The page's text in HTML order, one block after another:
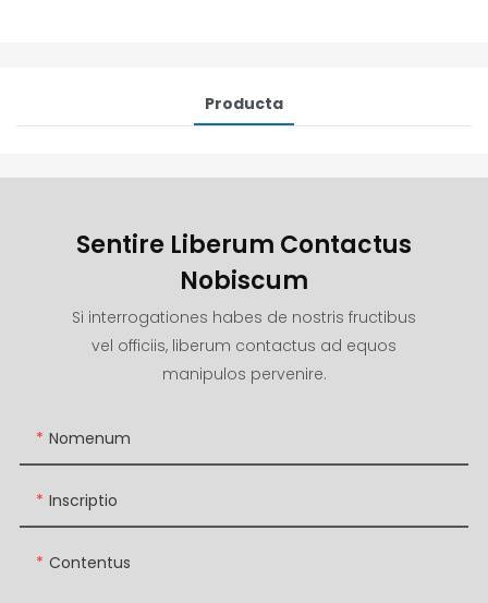
Producta
Sentire Liberum Contactus
Nobiscum
Si interrogationes habes de nostris fructibus
vel officiis, liberum contactus ad equos
manipulos pervenire.
Nomenum
Inscriptio
Contentus